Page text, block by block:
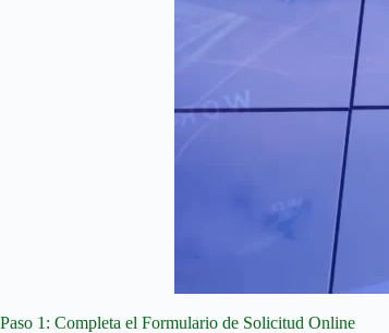
Paso 1: Completa el Formulario de Solicitud Online